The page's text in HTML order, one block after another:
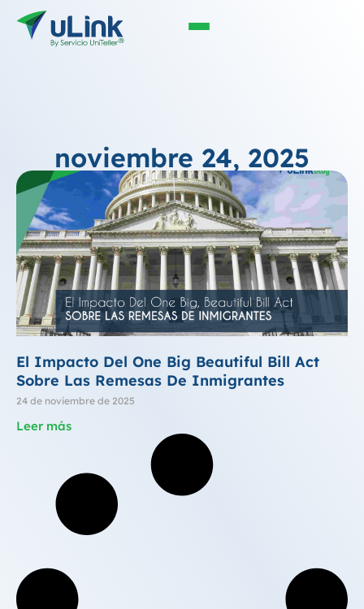
noviembre 24, 2025
El Impacto Del One Big Beautiful Bill Act
Sobre Las Remesas De Inmigrantes
24 de noviembre de 2025
Leer más